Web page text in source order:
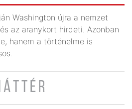
Washington újra a nemzet
az aranykort hirdeti. Azonban
hanem a történelme is